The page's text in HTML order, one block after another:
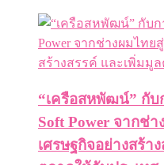
“เครือสหพัฒน์” กั
Soft Power จากช่
เศรษฐกิจอย่างสร้า